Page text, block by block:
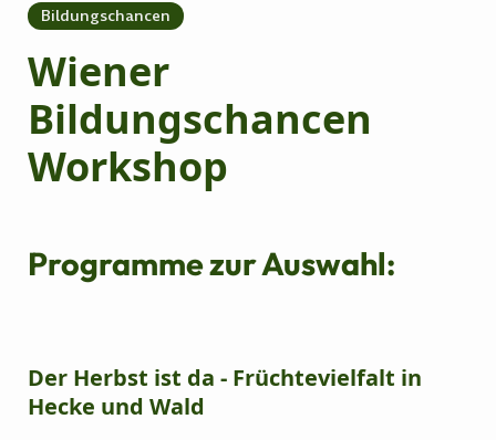
Bildungschancen
Wiener
Bildungschancen
Workshop
Programme zur Auswahl:
Der Herbst ist da - Früchtevielfalt in
Hecke und Wald